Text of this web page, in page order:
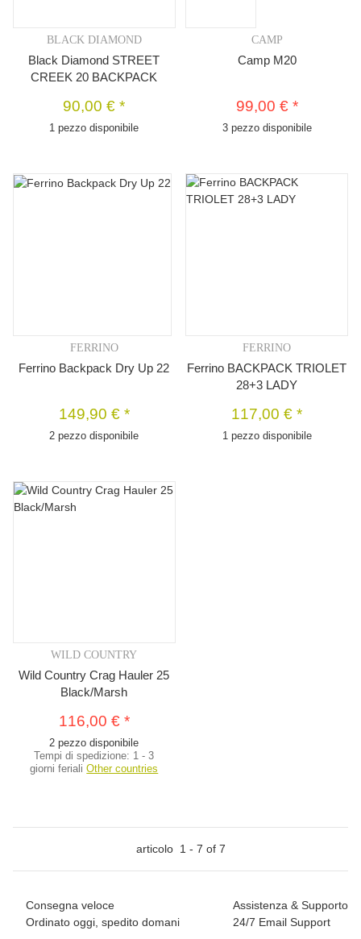
BLACK DIAMOND
Black Diamond STREET
CREEK 20 BACKPACK
90,00 €*
1 pezzo disponibile
CAMP
Camp M20
99,00 € *
3 pezzo disponibile
FERRINO
Ferrino Backpack Dry Up 22
149,90 € *
2 pezzo disponibile
FERRINO
Ferrino BACKPACK TRIOLET
28+3 LADY
117,00 €*
1 pezzo disponibile
WILD COUNTRY
Wild Country Crag Hauler 25
Black/Marsh
116,00 € *
2 pezzo disponibile
Tempi di spedizione: 1 - 3
giorni ferialiOther countries
articolo 1 - 7 of 7
Consegna veloce
Ordinato oggi, spedito domani
Assistenza & Supporto
24/7 Email Support